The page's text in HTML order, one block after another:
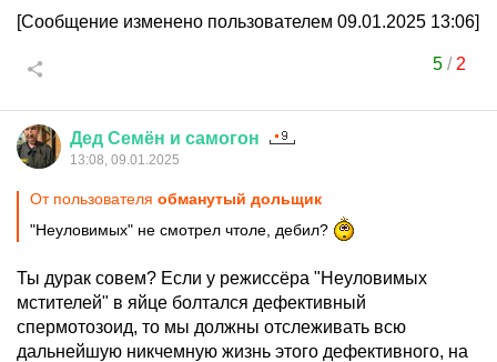
[Сообщение изменено пользователем 09.01.2025 13:06]
5/ 2
Дед Семён и самогон
13:08, 09.01.2025
От пользователя обманутый дольщик
"Неуловимых" не смотрел чтоле, дебил?
Ты дурак совем? Если у режиссёра "Неуловимых
мстителей" в яйце болтался дефективный
спермотозоид, то мы должны отслеживать всю
дальнейшую никчемную жизнь этого дефективного, на